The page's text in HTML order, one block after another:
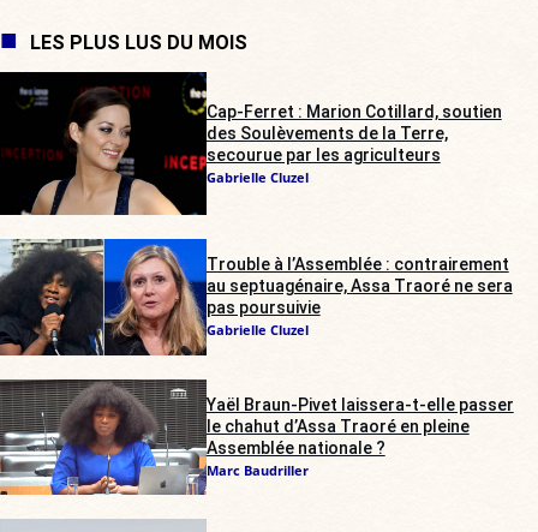
LES PLUS LUS DU MOIS
Cap-Ferret : Marion Cotillard, soutien
des Soulèvements de la Terre,
secourue par les agriculteurs
Gabrielle Cluzel
Trouble à l’Assemblée : contrairement
au septuagénaire, Assa Traoré ne sera
pas poursuivie
Gabrielle Cluzel
Yaël Braun-Pivet laissera-t-elle passer
le chahut d’Assa Traoré en pleine
Assemblée nationale ?
Marc Baudriller